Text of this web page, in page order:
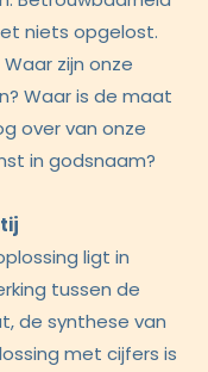
niets opgelost.
zijn onze
Waar is de maat
over van onze
in godsnaam?
ligt in
tussen de
de synthese van
met cijfers is